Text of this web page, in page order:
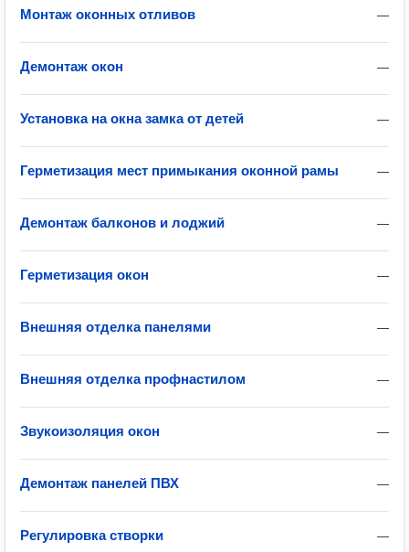
—
Монтаж оконных отливов
—
Демонтаж окон
—
Установка на окна замка от детей
—
Герметизация мест примыкания оконной рамы
—
Демонтаж балконов и лоджий
—
Герметизация окон
—
Внешняя отделка панелями
—
Внешняя отделка профнастилом
—
Звукоизоляция окон
—
Демонтаж панелей ПВХ
—
Регулировка створки